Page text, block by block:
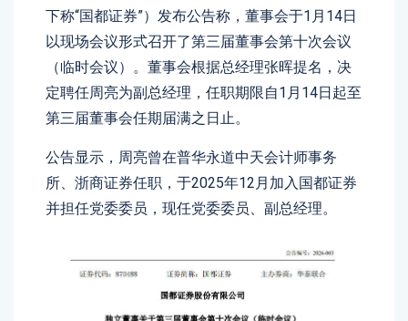
下称“国都证券”）发布公告称，董事会于1月14日
以现场会议形式召开了第三届董事会第十次会议
（临时会议）。董事会根据总经理张晖提名，决
定聘任周亮为副总经理，任职期限自1月14日起至
第三届董事会任期届满之日止。
公告显示，周亮曾在普华永道中天会计师事务
所、浙商证券任职，于2025年12月加入国都证券
并担任党委委员，现任党委委员、副总经理。